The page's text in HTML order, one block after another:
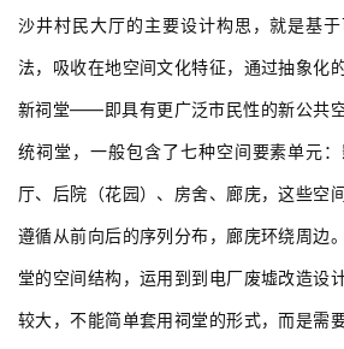
沙井村民大厅的主要设计构思，就是基
法，吸收在地空间文化特征，通过抽象化
新祠堂——即具有更广泛市民性的新公共
统祠堂，一般包含了七种空间要素单元
厅、后院（花园）、房舍、廊庑，这些空
遵循从前向后的序列分布，廊庑环绕周边
堂的空间结构，运用到到电厂废墟改造设
较大，不能简单套用祠堂的形式，而是需